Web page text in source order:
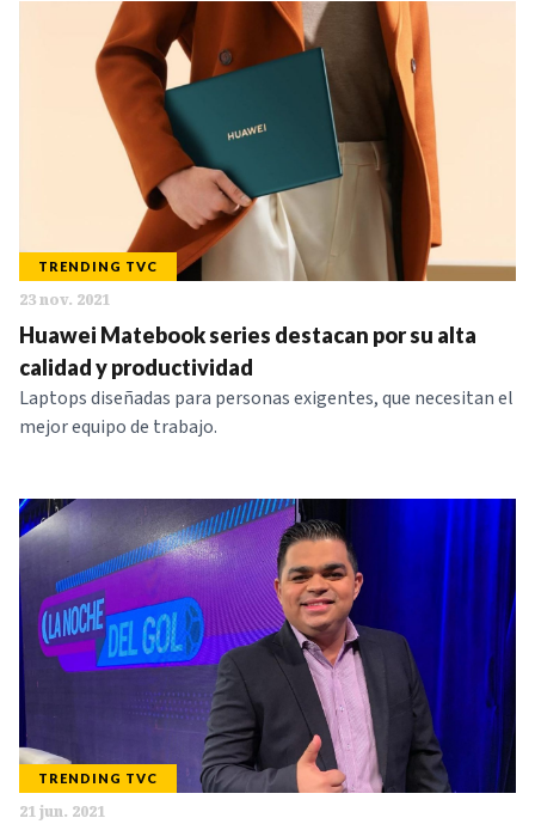
TRENDING TVC
23 nov. 2021
Huawei Matebook series destacan por su alta
calidad y productividad
Laptops diseñadas para personas exigentes, que necesitan el
mejor equipo de trabajo.
TRENDING TVC
21 jun. 2021